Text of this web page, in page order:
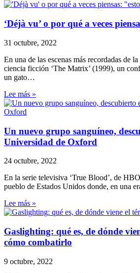
‘Déjà vu’ o por qué a veces
31 octubre, 2022
En una de las escenas más recordadas de
ciencia ficción ‘The Matrix’ (1999), un
un gato…
Lee más »
Un nuevo grupo sanguíneo,
Universidad de Oxford
24 octubre, 2022
En la serie televisiva ‘True Blood’, de
pueblo de Estados Unidos donde, en una
Lee más »
Gaslighting: qué es, de dónde
cómo combatirlo
9 octubre, 2022